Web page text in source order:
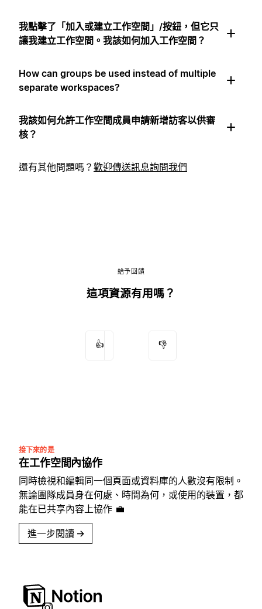
我點擊了「加入或建立工作空間」/按鈕，但它只
讓我建立工作空間。我該如何加入工作空間？
How can groups be used instead of multiple
separate workspaces?
我該如何允許工作空間成員申請新增訪客以供審
核？
還有其他問題嗎？ 歡迎傳送訊息詢問我們
給予回饋
這項資源有用嗎？
👍 👎
接下來的是
在工作空間內協作
同時檢視和編輯同一個頁面或資料庫的人數沒有限制。
無論團隊成員身在何處、時間為何，或使用的裝置，都
能在已共享內容上協作 💼
進一步閱讀 →